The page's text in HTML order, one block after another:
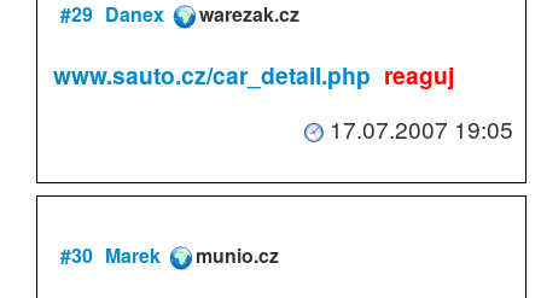
#29 Danex warezak.cz
www.sauto.cz/car_detail.php reaguj
17.07.2007 19:05
#30 Marek munio.cz